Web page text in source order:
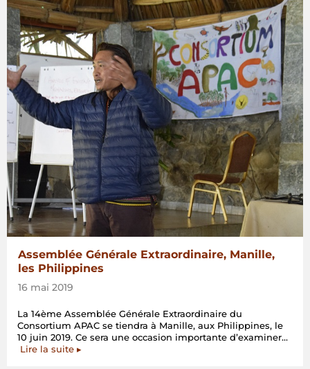
Assemblée Générale Extraordinaire, Manille,
les Philippines
16 mai 2019
La 14ème Assemblée Générale Extraordinaire du
Consortium APAC se tiendra à Manille, aux Philippines, le
10 juin 2019. Ce sera une occasion importante d’examiner…
Lire la suite« Assemblée
▸